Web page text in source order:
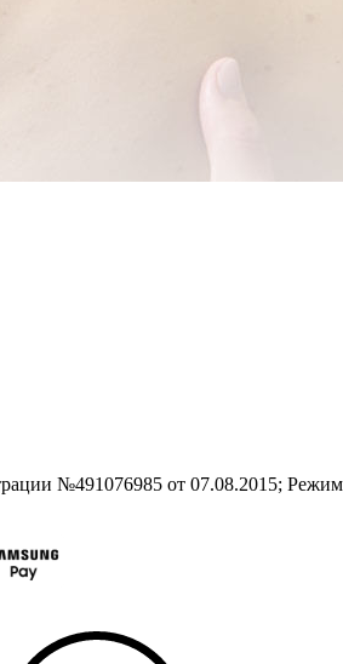
№491076985 от 07.08.2015;